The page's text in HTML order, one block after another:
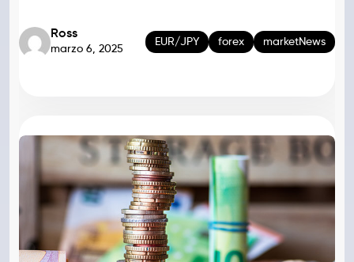
Ross
marzo 6, 2025
EUR/JPY forex marketNews